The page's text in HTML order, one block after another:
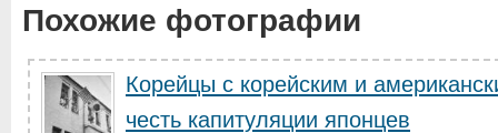
Похожие фотографии
Корейцы с корейским и
честь капитуляции японцев